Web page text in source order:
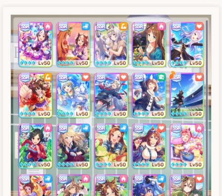
溜席の妖精（タニマチのお嬢さん）マスクなし画
像と正体がヤバかった！！
2021年5月21日